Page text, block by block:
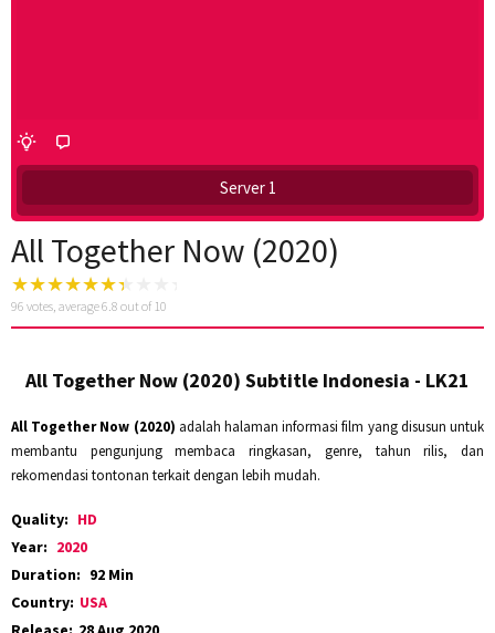
Server 1
All Together Now (2020)
96 votes, average6.8 out of 10
All Together Now (2020) Subtitle Indonesia - LK21
All Together Now (2020) adalah halaman informasi film yang disusun untuk
membantu pengunjung membaca ringkasan, genre, tahun rilis, dan
rekomendasi tontonan terkait dengan lebih mudah.
Quality: HD
Year: 2020
Duration: 92 Min
Country: USA